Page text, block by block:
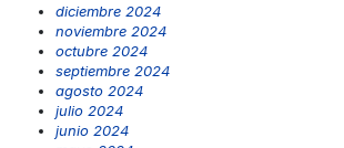
diciembre 2024
noviembre 2024
octubre 2024
septiembre 2024
agosto 2024
julio 2024
junio 2024